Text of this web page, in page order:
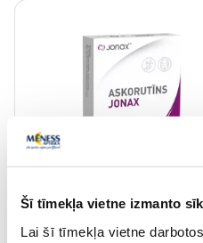
Šī tīmekļa vietne izmanto
Lai šī tīmekļa vietne
Uztura bagātinātājs
JONAX Askorutīns tabletes,